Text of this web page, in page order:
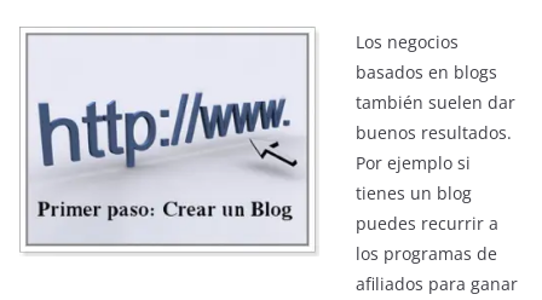
Los negocios
basados en blogs
también suelen dar
buenos resultados.
Por ejemplo si
tienes un blog
puedes recurrir a
los programas de
afiliados para ganar